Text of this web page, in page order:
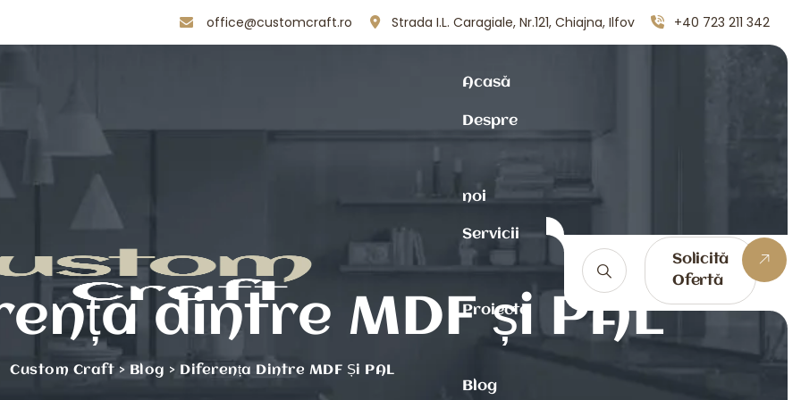
office@customcraft.ro Strada I.L. Caragiale, Nr.121, Chiajna, Ilfov +40 723 211 342
Acasă
Despre
noi
Servicii
Proiecte
Blog
Solicită
Ofertă
dintre MDF și PAL
Custom Craft> Blog > Diferența Dintre MDF Și PAL